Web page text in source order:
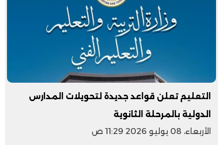
التعليم تعلن قواعد جديدة لتحويلات المدارس
الدولية بالمرحلة الثانوية
الأربعاء، 08 يوليو 2026 11:29 ص